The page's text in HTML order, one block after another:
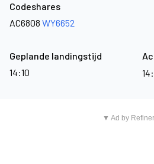
Codeshares
AC6808 WY6652
Geplande landingstijd
14:10
▼ Ad by